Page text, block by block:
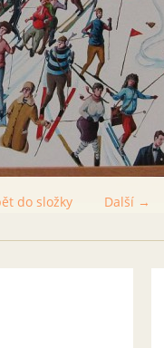
Další →
do složky